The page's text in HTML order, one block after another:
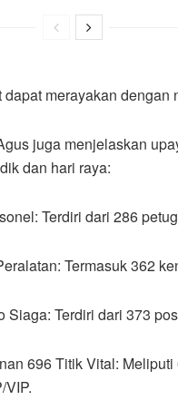
dapat merayakan dengan
juga menjelaskan
dan hari raya:
Terdiri dari 286
Termasuk 362
Siaga: Terdiri dari 373
696 Titik Vital:
VIP.